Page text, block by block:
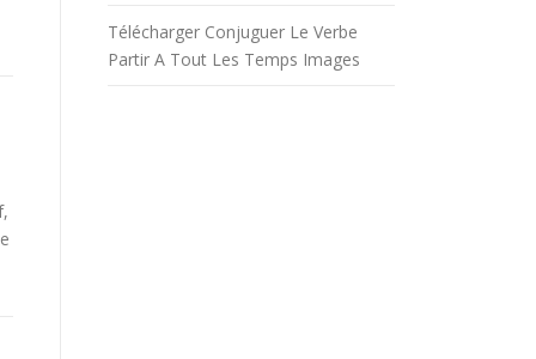
Télécharger Conjuguer Le Verbe
Partir A Tout Les Temps Images